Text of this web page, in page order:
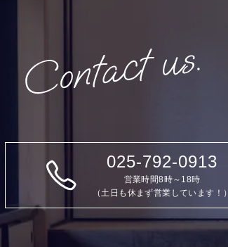
025-792-0913
営業時間8時～18時
（土日も休まず営業しています！）